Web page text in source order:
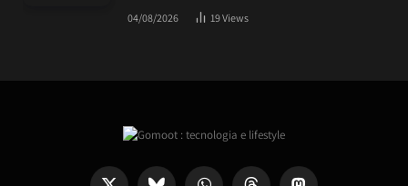
04/08/2026 19Views